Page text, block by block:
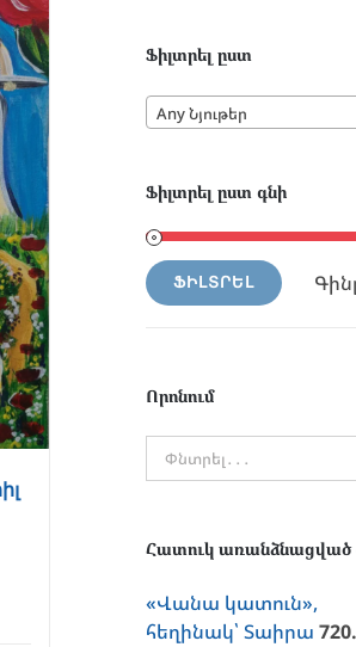
Ֆիլտրել ըստ
Any Նյութեր
Ֆիլտրել ըստ գնի
Min
MaxՖԻԼՏՐԵԼ
Որոնում
Հատուկ առանձնացված
«Վանա կատուն»,
հեղինակ՝ Տաիրա